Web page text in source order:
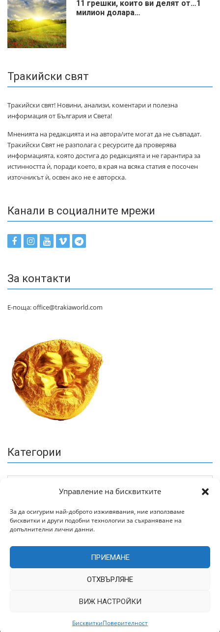
Управление на бисквитките
За да осигурим най-доброто изживявания, ние използваме
бисквитки и други подобни технологии за съхраняване на
допълнителни лични данни.
ПРИЕМАНЕ
ОТХВЪРЛЯНЕ
ВИЖ НАСТРОЙКИ
БисквиткиПоверителност
11 грешки, които ви делят от…1
милиoн дoлapa…
Тракийски свят
Тракийски свят! Новини, анализи, коментари и полезна
информация от България и Света!
Мненията на редакцията и на автора/ите могат да не съвпадат.
Тракийски Свят не разполага с ресурсите да проверява
информацията, която достига до редакцията и не гарантира за
истинността ѝ, поради което, в края на всяка статия е посочен
източникът ѝ, освен ако не е авторска.
Канали в социалните мрежи
За контакти
Е-поща: office@trakiaworld.com
Категории
Архив
TrakiaWorld.com само с позоваване на източника.